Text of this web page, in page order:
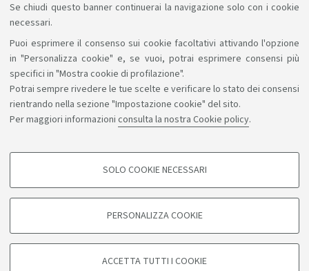
Se chiudi questo banner continuerai la navigazione solo con i cookie
necessari.
Puoi esprimere il consenso sui cookie facoltativi attivando l'opzione
in "Personalizza cookie" e, se vuoi, potrai esprimere consensi più
specifici in "Mostra cookie di profilazione".
Potrai sempre rivedere le tue scelte e verificare lo stato dei consensi
rientrando nella sezione "Impostazione cookie" del sito.
Per maggiori informazioni consulta la nostra Cookie policy.
COOKIE DI PROFILAZIONE - FACOLTATIVI
degli utenti, creare profili in base al loro comportamento sul sito, per analisi
di marketing.
SOLO COOKIE NECESSARI
PERSONALIZZA COOKIE
ACCETTA TUTTI I COOKIE
Sosteniamo il diritto alla conoscenza
Seguici su:
Bologna - Via Zamboni, 33 - 40126 Bologna - PI: 01131710376 -
CF: 80007010376
Note legali Informazioni sul sito e accessibilità